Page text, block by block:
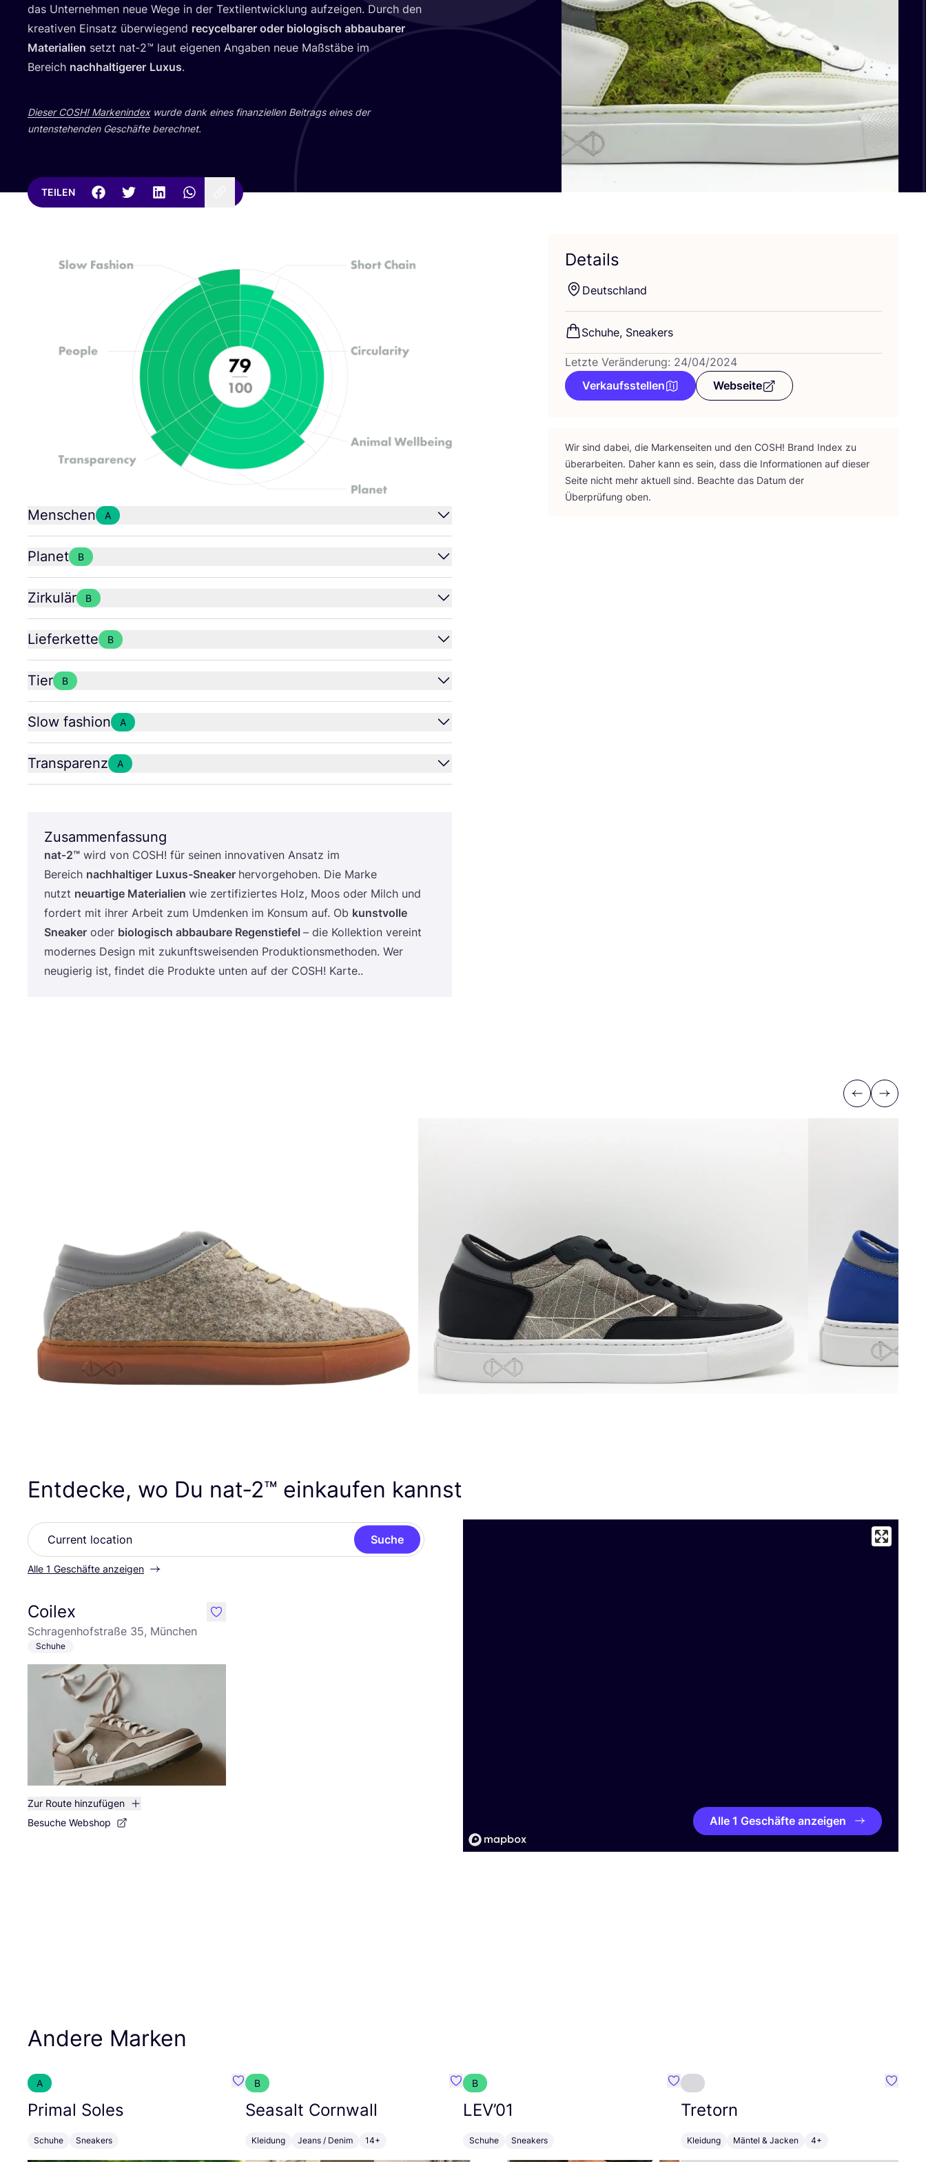
das Unter­neh­men neue Wege in der Tex­til­ent­wick­lung auf­zei­gen. Durch den
krea­ti­ven Ein­satz über­wie­gend recy­cel­ba­rer oder bio­lo­gisch abbau­ba­rer
Mate­ria­li­en setzt nat‑2™ laut eige­nen Anga­ben neue Maß­stä­be im
Bereich nach­hal­ti­ge­rer Luxus.
Die­ser COSH! Mar­ken­in­dexwur­de dank eines finan­zi­el­len Bei­trags eines der
unten­ste­hen­den Geschäf­te berechnet.
TEILEN
Menschen A
Planet B
Zirkulär B
Lieferkette B
Tier B
Slow fashion A
Transparenz A
Zusammenfassung
nat‑2™ wird von COSH! für sei­nen inno­va­ti­ven Ansatz im
Bereich nach­hal­ti­ger Luxus-Snea­k­er her­vor­ge­ho­ben. Die Mar­ke
nutzt neu­ar­ti­ge Mate­ria­li­en wie zer­ti­fi­zier­tes Holz, Moos oder Milch und
for­dert mit ihrer Arbeit zum Umden­ken im Kon­sum auf. Ob kunst­vol­le
Snea­k­er oder bio­lo­gisch abbau­ba­re Regen­stie­fel – die Kol­lek­ti­on ver­eint
moder­nes Design mit zukunfts­wei­sen­den Pro­duk­ti­ons­me­tho­den. Wer
neu­gie­rig ist, fin­det die Pro­duk­te unten auf der COSH! Karte..
Details
Deutsch­land
Schu­he, Sneakers
Letzte Veränderung: 24/04/2024
Verkaufsstellen
Webseite
Wir sind dabei, die Mar­ken­sei­ten und den COSH! Brand Index zu
über­ar­bei­ten. Daher kann es sein, dass die Infor­ma­tio­nen auf die­ser
Sei­te nicht mehr aktu­ell sind. Beach­te das Datum der
Über­prü­fung oben.
Previous
Next
Entdecke, wo Du nat‑2™ einkaufen kannst
Suche
Alle 1 Geschäfte anzeigen
Coilex
Schragenhofstraße 35, München
Schuhe
Zur Route hinzufügen
Besuche Webshop
like
Alle 1 Geschäfte anzeigen
Andere Marken
A
Primal Soles
Schuhe Sneakers
Favorit Primal Soles
B
Seasalt Cornwall
Kleidung Jeans / Denim 14+
Favorit Seasalt Cornwall
B
LEV’01
Schuhe Sneakers
Favorit LEV'01
Tretorn
Kleidung Mäntel & Jacken 4+
Favorit